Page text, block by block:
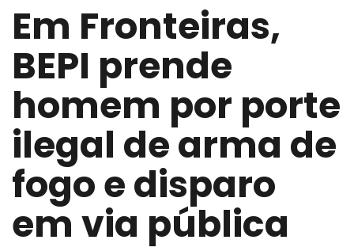
Em Fronteiras,
BEPI prende
homem por porte
ilegal de arma de
fogo e disparo
em via pública